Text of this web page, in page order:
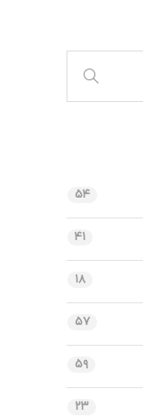
۵۴
۴۱
۱۸
۵۷
۵۹
۲۳